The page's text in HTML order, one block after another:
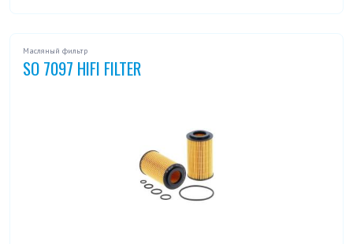
Масляный фильтр
SO 7097 HIFI FILTER